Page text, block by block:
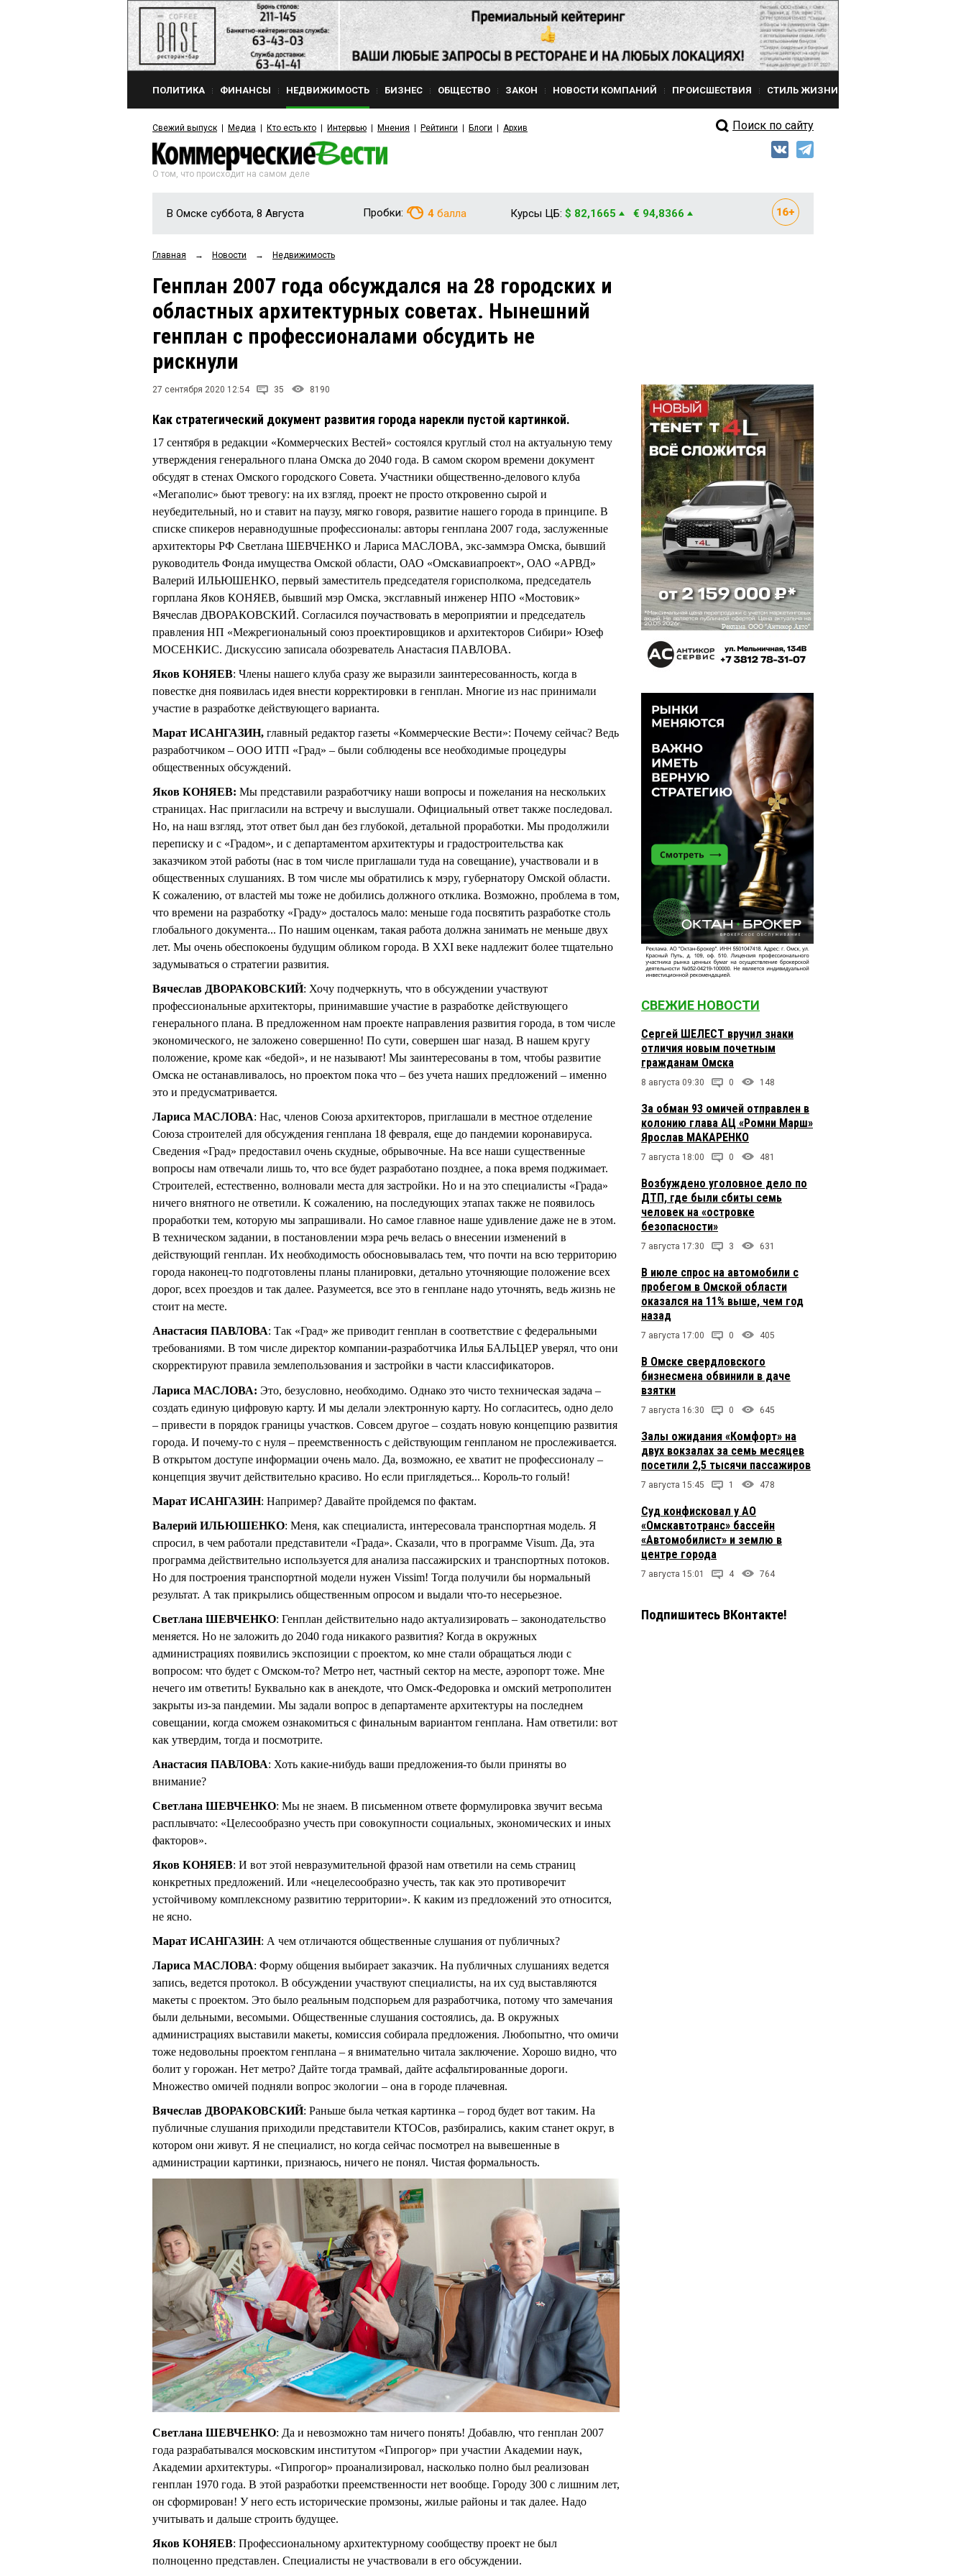
ПОЛИТИКА ФИНАНСЫ НЕДВИЖИМОСТЬ БИЗНЕС ОБЩЕСТВО ЗАКОН НОВОСТИ КОМПАНИЙ ПРОИСШЕСТВИЯ СТИЛЬ ЖИЗНИ
Свежий выпуск Медиа Кто есть кто Интервью Мнения Рейтинги Блоги Архив Поиск по сайту
О том, что происходит на самом деле
В Омске суббота, 8 Августа Пробки: 4 балла Курсы ЦБ: $ 82,1665 € 94,8366
Главная → Новости → Недвижимость
Генплан 2007 года обсуждался на 28 городских и
областных архитектурных советах. Нынешний
генплан с профессионалами обсудить не
рискнули
27 сентября 2020 12:54 35 8190
Как стратегический документ развития города нарекли пустой картинкой.
17 сентября в редакции «Коммерческих Вестей» состоялся круглый стол на актуальную тему
утверждения генерального плана Омска до 2040 года. В самом скором времени документ
обсудят в стенах Омского городского Совета. Участники общественно-делового клуба
«Мегаполис» бьют тревогу: на их взгляд, проект не просто откровенно сырой и
неубедительный, но и ставит на паузу, мягко говоря, развитие нашего города в принципе. В
списке спикеров неравнодушные профессионалы: авторы генплана 2007 года, заслуженные
архитекторы РФ Светлана ШЕВЧЕНКО и Лариса МАСЛОВА, экс-заммэра Омска, бывший
руководитель Фонда имущества Омской области, ОАО «Омскавиапроект», ОАО «АРВД»
Валерий ИЛЬЮШЕНКО, первый заместитель председателя горисполкома, председатель
горплана Яков КОНЯЕВ, бывший мэр Омска, эксглавный инженер НПО «Мостовик»
Вячеслав ДВОРАКОВСКИЙ. Согласился поучаствовать в мероприятии и председатель
правления НП «Межрегиональный союз проектировщиков и архитекторов Сибири» Юзеф
МОСЕНКИС. Дискуссию записала обозреватель Анастасия ПАВЛОВА.
Яков КОНЯЕВ: Члены нашего клуба сразу же выразили заинтересованность, когда в
повестке дня появилась идея внести корректировки в генплан. Многие из нас принимали
участие в разработке действующего варианта.
Марат ИСАНГАЗИН, главный редактор газеты «Коммерческие Вести»: Почему сейчас? Ведь
разработчиком – ООО ИТП «Град» – были соблюдены все необходимые процедуры
общественных обсуждений.
Яков КОНЯЕВ: Мы представили разработчику наши вопросы и пожелания на нескольких
страницах. Нас пригласили на встречу и выслушали. Официальный ответ также последовал.
Но, на наш взгляд, этот ответ был дан без глубокой, детальной проработки. Мы продолжили
переписку и с «Градом», и с департаментом архитектуры и градостроительства как
заказчиком этой работы (нас в том числе приглашали туда на совещание), участвовали и в
общественных слушаниях. В том числе мы обратились к мэру, губернатору Омской области.
К сожалению, от властей мы тоже не добились должного отклика. Возможно, проблема в том,
что времени на разработку «Граду» досталось мало: меньше года посвятить разработке столь
глобального документа... По нашим оценкам, такая работа должна занимать не меньше двух
лет. Мы очень обеспокоены будущим обликом города. В XXI веке надлежит более тщательно
задумываться о стратегии развития.
Вячеслав ДВОРАКОВСКИЙ: Хочу подчеркнуть, что в обсуждении участвуют
профессиональные архитекторы, принимавшие участие в разработке действующего
генерального плана. В предложенном нам проекте направления развития города, в том числе
экономического, не заложено совершенно! По сути, совершен шаг назад. В нашем кругу
положение, кроме как «бедой», и не называют! Мы заинтересованы в том, чтобы развитие
Омска не останавливалось, но проектом пока что – без учета наших предложений – именно
это и предусматривается.
Лариса МАСЛОВА: Нас, членов Союза архитекторов, приглашали в местное отделение
Союза строителей для обсуждения генплана 18 февраля, еще до пандемии коронавируса.
Сведения «Град» предоставил очень скудные, обрывочные. На все наши существенные
вопросы нам отвечали лишь то, что все будет разработано позднее, а пока время поджимает.
Строителей, естественно, волновали места для застройки. Но и на это специалисты «Града»
ничего внятного не ответили. К сожалению, на последующих этапах также не появилось
проработки тем, которую мы запрашивали. Но самое главное наше удивление даже не в этом.
В техническом задании, в постановлении мэра речь велась о внесении изменений в
действующий генплан. Их необходимость обосновывалась тем, что почти на всю территорию
города наконец-то подготовлены планы планировки, детально уточняющие положение всех
дорог, всех проездов и так далее. Разумеется, все это в генплане надо уточнять, ведь жизнь не
стоит на месте.
Анастасия ПАВЛОВА: Так «Град» же приводит генплан в соответствие с федеральными
требованиями. В том числе директор компании-разработчика Илья БАЛЬЦЕР уверял, что они
скорректируют правила землепользования и застройки в части классификаторов.
Лариса МАСЛОВА: Это, безусловно, необходимо. Однако это чисто техническая задача –
создать единую цифровую карту. И мы делали электронную карту. Но согласитесь, одно дело
– привести в порядок границы участков. Совсем другое – создать новую концепцию развития
города. И почему-то с нуля – преемственность с действующим генпланом не прослеживается.
В открытом доступе информации очень мало. Да, возможно, ее хватит не профессионалу –
концепция звучит действительно красиво. Но если приглядеться... Король-то голый!
Марат ИСАНГАЗИН: Например? Давайте пройдемся по фактам.
Валерий ИЛЬЮШЕНКО: Меня, как специалиста, интересовала транспортная модель. Я
спросил, в чем работали представители «Града». Сказали, что в программе Visum. Да, эта
программа действительно используется для анализа пассажирских и транспортных потоков.
Но для построения транспортной модели нужен Vissim! Тогда получили бы нормальный
результат. А так прикрылись общественным опросом и выдали что-то несерьезное.
Светлана ШЕВЧЕНКО: Генплан действительно надо актуализировать – законодательство
меняется. Но не заложить до 2040 года никакого развития? Когда в окружных
администрациях появились экспозиции с проектом, ко мне стали обращаться люди с
вопросом: что будет с Омском-то? Метро нет, частный сектор на месте, аэропорт тоже. Мне
нечего им ответить! Буквально как в анекдоте, что Омск-Федоровка и омский метрополитен
закрыты из-за пандемии. Мы задали вопрос в департаменте архитектуры на последнем
совещании, когда сможем ознакомиться с финальным вариантом генплана. Нам ответили: вот
как утвердим, тогда и посмотрите.
Анастасия ПАВЛОВА: Хоть какие-нибудь ваши предложения-то были приняты во
внимание?
Светлана ШЕВЧЕНКО: Мы не знаем. В письменном ответе формулировка звучит весьма
расплывчато: «Целесообразно учесть при совокупности социальных, экономических и иных
факторов».
Яков КОНЯЕВ: И вот этой невразумительной фразой нам ответили на семь страниц
конкретных предложений. Или «нецелесообразно учесть, так как это противоречит
устойчивому комплексному развитию территории». К каким из предложений это относится,
не ясно.
Марат ИСАНГАЗИН: А чем отличаются общественные слушания от публичных?
Лариса МАСЛОВА: Форму общения выбирает заказчик. На публичных слушаниях ведется
запись, ведется протокол. В обсуждении участвуют специалисты, на их суд выставляются
макеты с проектом. Это было реальным подспорьем для разработчика, потому что замечания
были дельными, весомыми. Общественные слушания состоялись, да. В окружных
администрациях выставили макеты, комиссия собирала предложения. Любопытно, что омичи
тоже недовольны проектом генплана – я внимательно читала заключение. Хорошо видно, что
болит у горожан. Нет метро? Дайте тогда трамвай, дайте асфальтированные дороги.
Множество омичей подняли вопрос экологии – она в городе плачевная.
Вячеслав ДВОРАКОВСКИЙ: Раньше была четкая картинка – город будет вот таким. На
публичные слушания приходили представители КТОСов, разбирались, каким станет округ, в
котором они живут. Я не специалист, но когда сейчас посмотрел на вывешенные в
администрации картинки, признаюсь, ничего не понял. Чистая формальность.
Светлана ШЕВЧЕНКО: Да и невозможно там ничего понять! Добавлю, что генплан 2007
года разрабатывался московским институтом «Гипрогор» при участии Академии наук,
Академии архитектуры. «Гипрогор» проанализировал, насколько полно был реализован
генплан 1970 года. В этой разработки преемственности нет вообще. Городу 300 с лишним лет,
он сформирован! У него есть исторические промзоны, жилые районы и так далее. Надо
учитывать и дальше строить будущее.
Яков КОНЯЕВ: Профессиональному архитектурному сообществу проект не был
полноценно представлен. Специалисты не участвовали в его обсуждении.
СВЕЖИЕ НОВОСТИ
Сергей ШЕЛЕСТ вручил знаки
отличия новым почетным
гражданам Омска
8 августа 09:30 0 148
За обман 93 омичей отправлен в
колонию глава АЦ «Ромни Марш»
Ярослав МАКАРЕНКО
7 августа 18:00 0 481
Возбуждено уголовное дело по
ДТП, где были сбиты семь
человек на «островке
безопасности»
7 августа 17:30 3 631
В июле спрос на автомобили с
пробегом в Омской области
оказался на 11% выше, чем год
назад
7 августа 17:00 0 405
В Омске свердловского
бизнесмена обвинили в даче
взятки
7 августа 16:30 0 645
Залы ожидания «Комфорт» на
двух вокзалах за семь месяцев
посетили 2,5 тысячи пассажиров
7 августа 15:45 1 478
Суд конфисковал у АО
«Омскавтотранс» бассейн
«Автомобилист» и землю в
центре города
7 августа 15:01 4 764
Подпишитесь ВКонтакте!